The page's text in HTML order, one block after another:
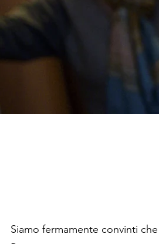
Siamo fermamente convinti che